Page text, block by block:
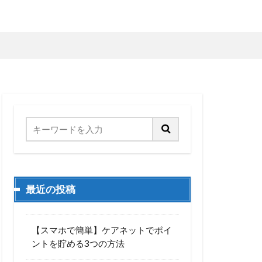
最近の投稿
【スマホで簡単】ケアネットでポイ
ントを貯める3つの方法